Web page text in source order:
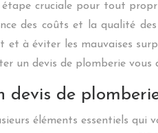
étape cruciale pour tout
des coûts et la qualité
et à éviter les mauvaises
un devis de plomberie
devis de
éléments essentiels qui